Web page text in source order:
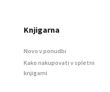
Knjigarna
Novo v ponudbi
Kako nakupovati v spletni
knjigarni